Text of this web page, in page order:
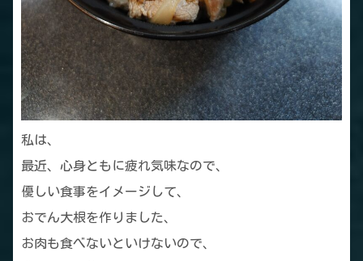
私は、
最近、心身ともに疲れ気味なので、
優しい食事をイメージして、
おでん大根を作りました、
お肉も食べないといけないので、